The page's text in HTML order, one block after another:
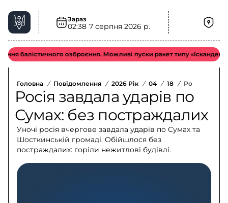
Зараз
02:38 7 серпня 2026 р.
балістичного озброєння. Можливі пуски ракет типу «Іскандер-М
Головна / Повідомлення / 2026 Рік / 04 / 18 / Росія
Росія завдала ударів по
Сумах: без постраждалих
Уночі росія вчергове завдала ударів по Сумах та
Шосткинській громаді. Обійшлося без
постраждалих: горіли нежитлові будівлі.